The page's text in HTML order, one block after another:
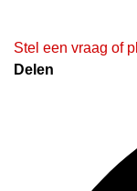
Stel een vraag of
Delen